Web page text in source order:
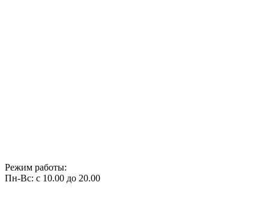
Режим работы:
Пн-Вс: с 10.00 до 20.00